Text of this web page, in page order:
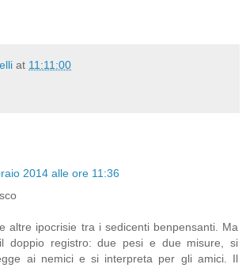
at 11:11:00
2014 alle ore 11:36
altre ipocrisie tra i sedicenti benpensanti. Ma
doppio registro: due pesi e due misure, si
ai nemici e si interpreta per gli amici. Il